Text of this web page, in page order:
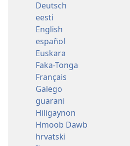
Deutsch
eesti
English
español
Euskara
Faka-Tonga
Français
Galego
guarani
Hiligaynon
Hmoob Dawb
hrvatski